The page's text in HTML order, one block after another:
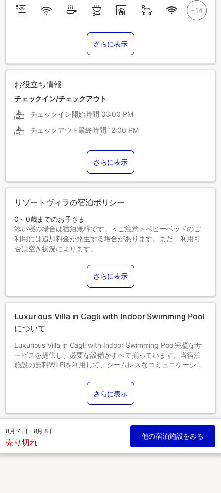
さらに表示
お役立ち情報
チェックイン/チェックアウト
チェックイン開始時間 03:00 PM
チェックアウト最終時間 12:00 PM
さらに表示
リゾートヴィラの宿泊ポリシー
0～0歳までのお子さま
添い寝の場合は宿泊無料です。＜ご注意＞ベビーベッドのご
利用には追加料金が発生する場合があります。また、利用可
否は空き状況によります。
エキストラベッドをお申し込みください。
エキストラベッドの追加可否は、お部屋タイプにより異なり
ます。各部屋タイプ欄の記載をご確認ください。
さらに表示
Luxurious Villa in Cagli with Indoor Swimming Pool
について
Luxurious Villa in Cagli with Indoor Swimming Pool完璧なサ
ービスを提供し、必要な設備がすべて揃っています。当宿泊
施設の無料Wi-Fiを利用して、シームレスなコミュニケーショ
おります。当宿泊施設の心地よい暖炉のそばに寄り添えば、
肌寒い夜がもっと楽しくなります。 当宿泊施設には、快適な
眠りに必要なすべての便利な設備が整っております。
Luxurious Villa in Cagli with Indoor Swimming Poolの一部客
室では、独立したリビングルーム、あるいはバルコニーやテ
ラスが部屋のデザインに組み込まれています。 多くの客室に
は、室内ビデオストリーミング、日刊新聞、テレビがあり、
ゲストを楽しませてくれます。 一部の客室では、室内でお飲
さらに表示
8月 7 日 - 8月 8 日
売り切れ
他の宿泊施設をみる